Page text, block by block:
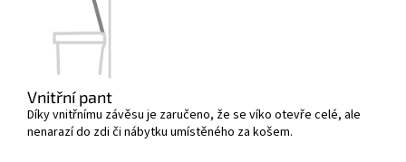
Vnitřní pant
Díky vnitřnímu závěsu je zaručeno, že se víko otevře celé, ale
nenarazí do zdi či nábytku umístěného za košem.